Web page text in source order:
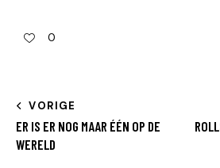
0
VORIGE
ER IS ER NOG MAAR ÉÉN OP DE
WERELD